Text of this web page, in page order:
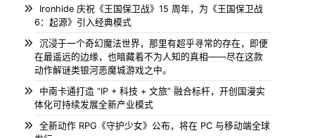
Ironhide 庆祝《王国保卫战》15 周年，为《王国保卫战
6：起源》引入经典模式
沉浸于一个奇幻魔法世界，那里有超乎寻常的存在，即便
在最遥远的边缘，也暗藏着不为人知的真相——尽在这款
动作解谜类银河恶魔城游戏之中。
中南卡通打造 “IP + 科技 + 文旅” 融合标杆，开创国漫实
体化可持续发展全新产业模式
全新动作 RPG《守护少女》公布，将在 PC 与移动端全球